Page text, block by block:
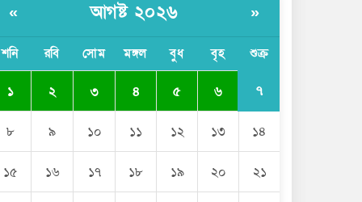
« আগষ্ট ২০২৬ »
শনি রবি সোম মঙ্গল বুধ বৃহ শুক্র
১ ২ ৩ ৪ ৫ ৬ ৭
৮ ৯ ১০ ১১ ১২ ১৩ ১৪
১৫ ১৬ ১৭ ১৮ ১৯ ২০ ২১